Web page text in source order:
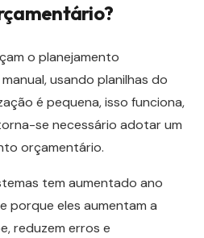
o planejamento
usando planilhas do
é pequena, isso funciona,
se necessário adotar um
orçamentário.
tem aumentado ano
porque eles aumentam a
reduzem erros e